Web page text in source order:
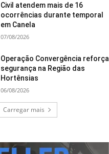
Civil atendem mais de 16
ocorrências durante temporal
em Canela
07/08/2026
Operação Convergência reforça
segurança na Região das
Hortênsias
06/08/2026
Carregar mais